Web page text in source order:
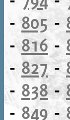
- 805 -
- 816 -
- 827-
- 838-
- 849 -